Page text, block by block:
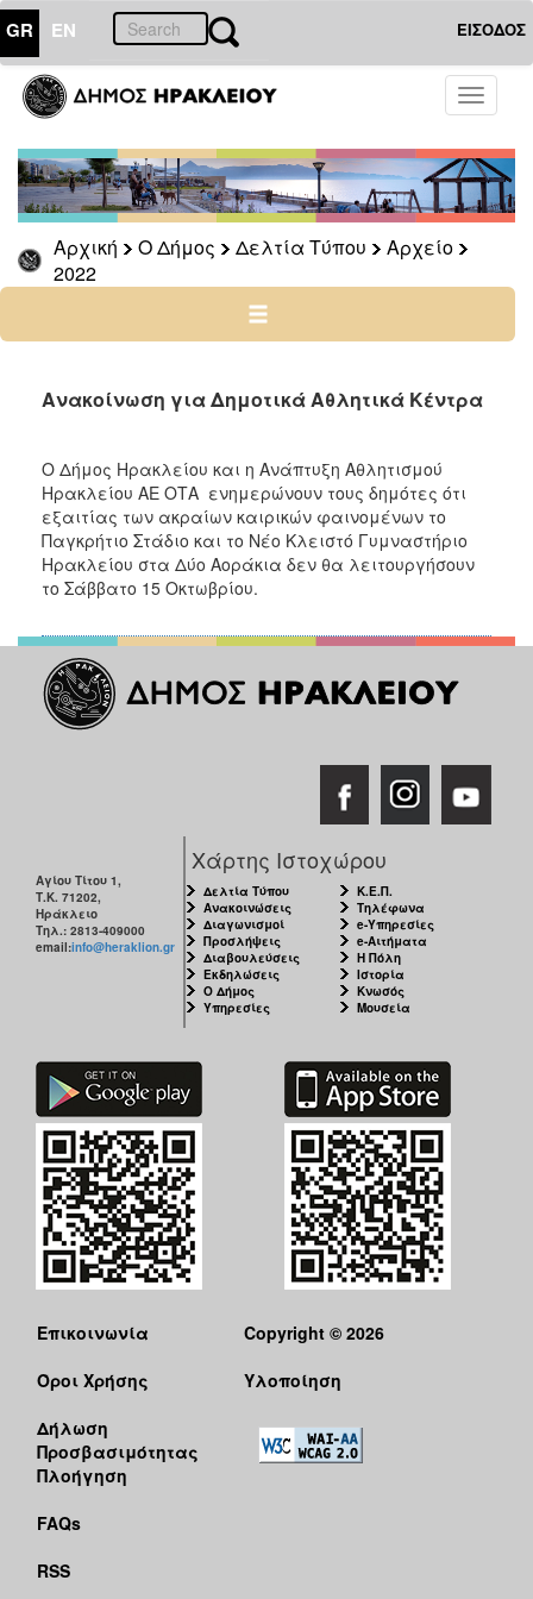
GR EN ΕΙΣΟΔΟΣ
Toggle
Αρχική Ο Δήμος Δελτία Τύπου
Αρχείο
2022
ΔΗΜΟΣ
Δελτία
Τύπου
Αρχείο
2026
2025
2022
2020
2019
2018
2017
2015
2013
2012
ΤΟΠΟΣ
ΑΝΘΕΚΤΙΚΗ
Ανακοίνωση για Δημοτικά Αθλητικά Κέντρα
Ο Δήμος Ηρακλείου και η Ανάπτυξη Αθλητισμού
Ηρακλείου ΑΕ ΟΤΑ ενημερώνουν τους δημότες ότι
εξαιτίας των ακραίων καιρικών φαινομένων το
Παγκρήτιο Στάδιο και το Νέο Κλειστό Γυμναστήριο
Ηρακλείου στα Δύο Αοράκια δεν θα λειτουργήσουν
το Σάββατο 15 Οκτωβρίου.
Αγίου Τίτου 1,
Τ.Κ. 71202,
Ηράκλειο
Τηλ.: 2813-409000
email:info@heraklion.gr
Χάρτης Ιστοχώρου
Δελτία Τύπου
Ανακοινώσεις
Διαγωνισμοί
Προσλήψεις
Διαβουλεύσεις
Εκδηλώσεις
Ο Δήμος
Υπηρεσίες
Κ.Ε.Π.
Τηλέφωνα
e-Υπηρεσίες
e-Αιτήματα
Η Πόλη
Ιστορία
Κνωσός
Μουσεία
Επικοινωνία
Όροι Χρήσης
Δήλωση
Προσβασιμότητας
Πλοήγηση
FAQs
RSS
Copyright © 2026
Υλοποίηση